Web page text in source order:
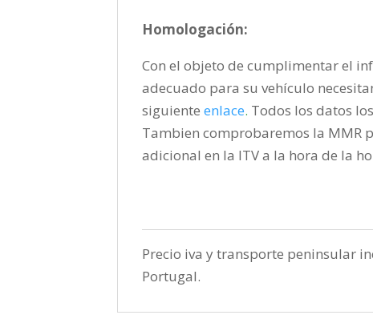
Homologación:
Con el objeto de cumplimentar el
adecuado para su vehículo
siguienteenlace. Todos los datos
Tambien comprobaremos la MMR
adicional en la ITV a la hora de la
Precio iva y transporte peninsular
Portugal.